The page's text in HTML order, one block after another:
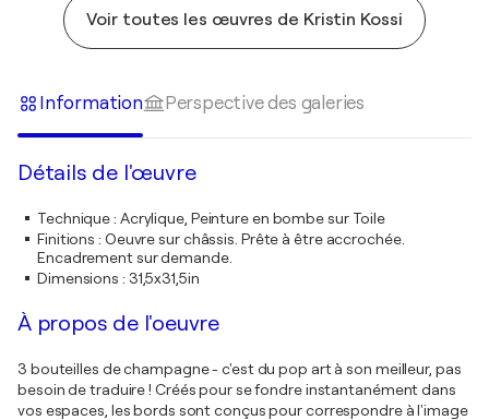
Voir toutes les œuvres de Kristin Kossi
Information Perspective des galeries
Détails de l'œuvre
Technique: Acrylique, Peinture en bombe sur Toile
Finitions : Oeuvre sur châssis. Prête à être accrochée.
Encadrement sur demande.
Dimensions : 31,5x31,5in
À propos de l'oeuvre
3 bouteilles de champagne - c'est du pop art à son meilleur, pas
besoin de traduire ! Créés pour se fondre instantanément dans
vos espaces, les bords sont conçus pour correspondre à l'image